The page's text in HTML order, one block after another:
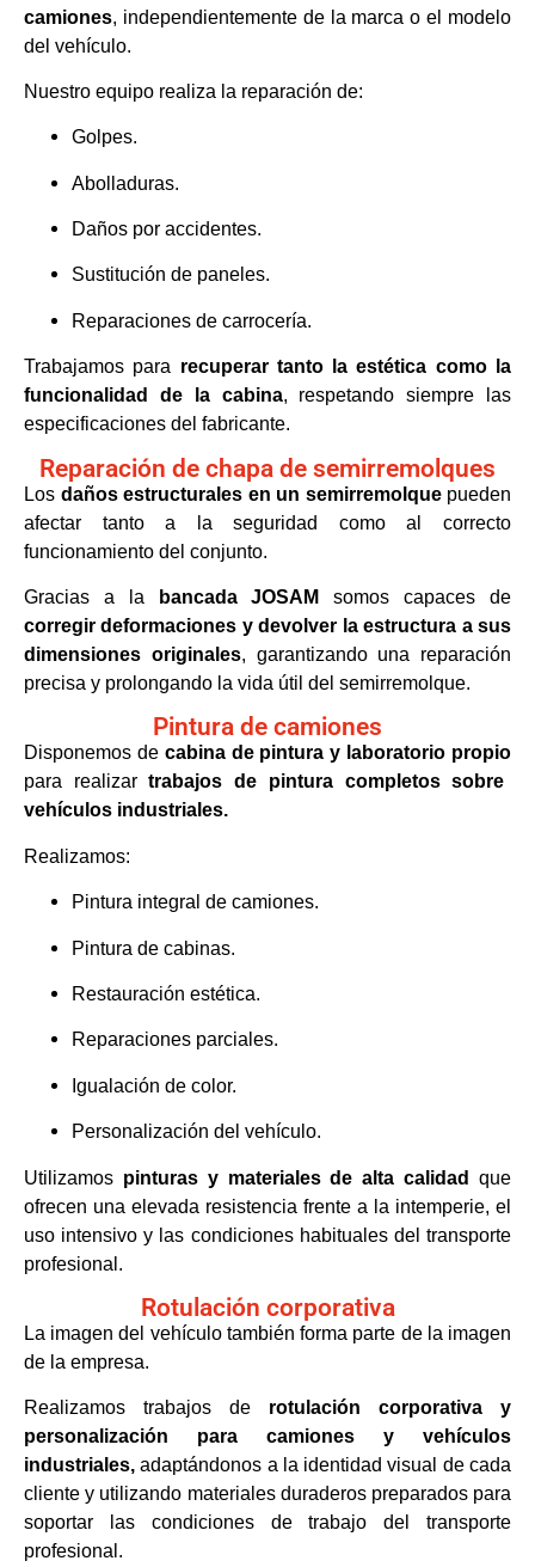
camiones, independientemente de la marca o el modelo
del vehículo.
Nuestro equipo realiza la reparación de:
Golpes.
Abolladuras.
Daños por accidentes.
Sustitución de paneles.
Reparaciones de carrocería.
Trabajamos para recuperar tanto la estética como la
funcionalidad de la cabina, respetando siempre las
especificaciones del fabricante.
Reparación de chapa de semirremolques
Los daños estructurales en un semirremolquepueden
afectar tanto a la seguridad como al correcto
funcionamiento del conjunto.
Gracias a la bancada JOSAM
somos capaces de
corregir deformaciones y devolver la estructura a sus
dimensiones originales, garantizando una reparación
precisa y prolongando la vida útil del semirremolque.
Pintura de camiones
Disponemos de cabina de pintura y laboratorio propio
para realizartrabajos de pintura completos sobre
vehículos industriales.
Realizamos:
Pintura integral de camiones.
Pintura de cabinas.
Restauración estética.
Reparaciones parciales.
Igualación de color.
Personalización del vehículo.
Utilizamos pinturas y materiales de alta calidad
que
ofrecen una elevada resistencia frente a la intemperie, el
uso intensivo y las condiciones habituales del transporte
profesional.
Rotulación corporativa
La imagen del vehículo también forma parte de la imagen
de la empresa.
Realizamos trabajos de rotulación corporativa y
personalización para camiones y vehículos
industriales, adaptándonos a la identidad visual de cada
cliente y utilizando materiales duraderos preparados para
soportar las condiciones de trabajo del transporte
profesional.